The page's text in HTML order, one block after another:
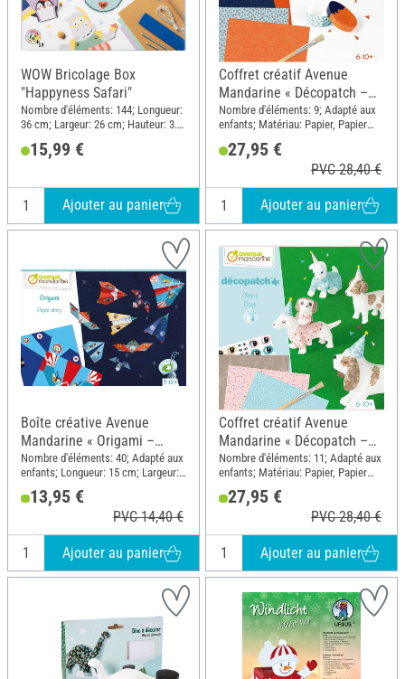
WOW Bricolage Box
"Happyness Safari"
Nombre d'éléments: 144; Longueur:
36 cm; Largeur: 26 cm; Hauteur: 3.2
Plastique
15,99 €
Ajouter au panier
Coffret créatif Avenue
Mandarine « Décopatch –
Dinosaure »
Nombre d'éléments: 9; Adapté aux
enfants; Matériau: Papier, Papier
27,95 €
PVC 28,40 €
Ajouter au panier
Boîte créative Avenue
Mandarine « Origami –
Avions et fusées »
Nombre d'éléments: 40; Adapté aux
enfants; Longueur: 15 cm; Largeur:
15 cm; Matériau: Papier
13,95 €
PVC 14,40 €
Ajouter au panier
Coffret créatif Avenue
Mandarine « Décopatch –
Chiens »
Nombre d'éléments: 11; Adapté aux
enfants; Matériau: Papier, Papier
mâché, Bois
27,95 €
PVC 28,40 €
Ajouter au panier